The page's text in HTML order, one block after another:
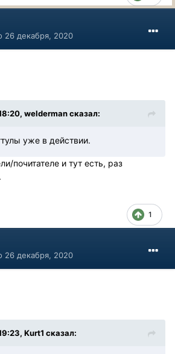
26 декабря, 2020
welderman сказал:
уже в действии.
почитателе и тут есть, раз
1
26 декабря, 2020
Kurt1 сказал: